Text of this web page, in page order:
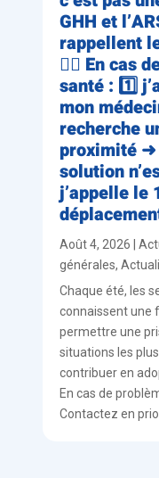
GHH et
rappellent
👨‍⚕️ En cas
santé : 1️⃣
mon
recherche
proximité ➜
solution
j’appelle le
Août 4, 2026 |
générales,
Chaque été, les
connaissent une
permettre une
situations les
contribuer en
En cas de
Contactez en